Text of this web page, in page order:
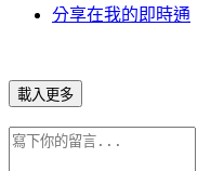
分享在我的即時通
載入更多